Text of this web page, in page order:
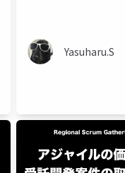
Yasuharu.S